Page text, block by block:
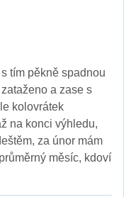
tím pěkně spadnou
a zase s
kolovrátek
na konci výhledu,
za únor mám
měsíc, kdoví